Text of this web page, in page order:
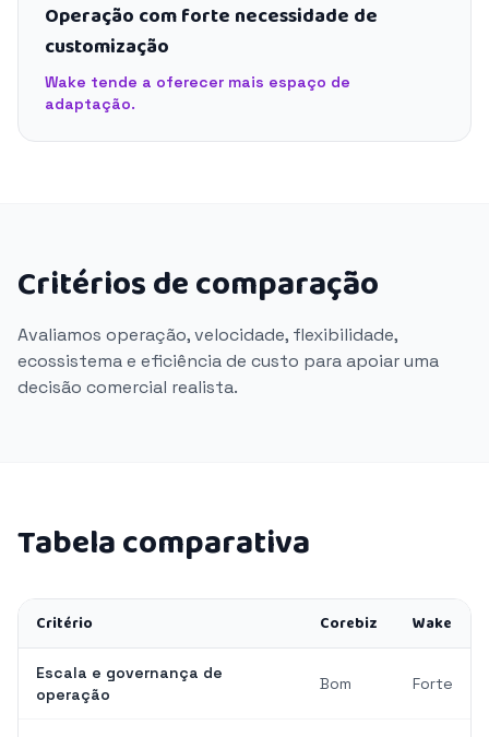
Operação com forte necessidade de
customização
Wake tende a oferecer mais espaço de
adaptação.
Critérios de comparação
Avaliamos operação, velocidade, flexibilidade,
ecossistema e eficiência de custo para apoiar uma
decisão comercial realista.
Tabela comparativa
Critério Corebiz Wake
Escala e governança de
operação
Bom Forte